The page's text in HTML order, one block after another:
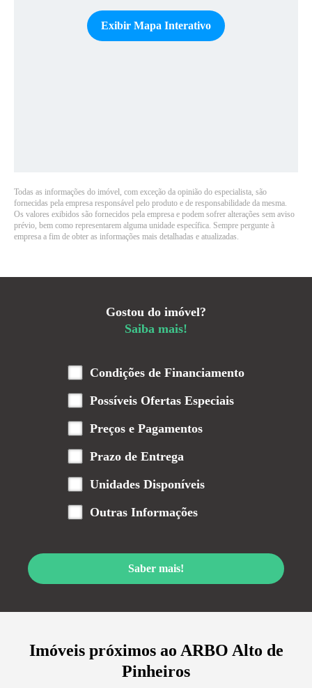
Exibir Mapa Interativo
Todas as informações do imóvel, com exceção da opinião do especialista, são
fornecidas pela empresa responsável pelo produto e de responsabilidade da mesma.
Os valores exibidos são fornecidos pela empresa e podem sofrer alterações sem aviso
prévio, bem como representarem alguma unidade específica. Sempre pergunte à
empresa a fim de obter as informações mais detalhadas e atualizadas.
Gostou do imóvel?
Saiba mais!
Condições de Financiamento
Possíveis Ofertas Especiais
Preços e Pagamentos
Prazo de Entrega
Unidades Disponíveis
Outras Informações
Saber mais!
Imóveis próximos ao ARBO Alto de
Pinheiros